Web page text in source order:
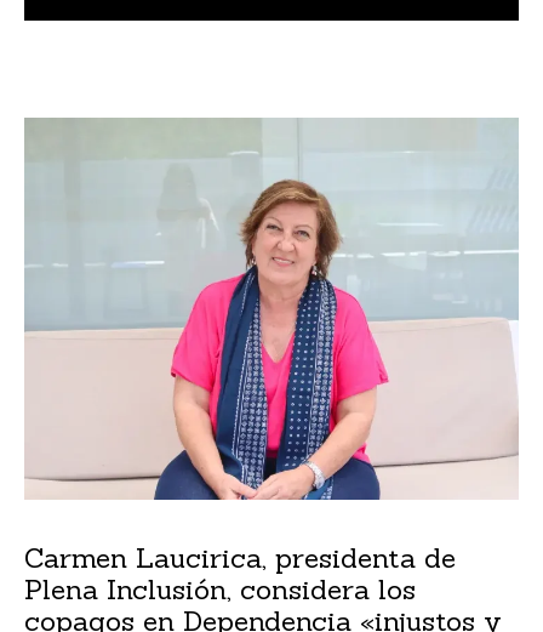
Carmen Laucirica, presidenta de
Plena Inclusión, considera los
copagos en Dependencia «injustos y